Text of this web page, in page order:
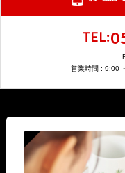
TEL:
営業時間 : 9:00